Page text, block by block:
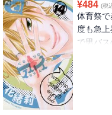
「ねだ
キスも
玲欧の
¥484 (税
体育祭
度も急
で男バ
時、愛